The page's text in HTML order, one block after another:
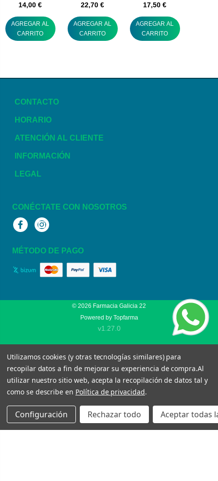
14,00 €
AGREGAR AL
CARRITO
mL
22,70 €
AGREGAR AL
CARRITO
17,50 €
AGREGAR AL
CARRITO
CONTACTO
HORARIO
ATENCIÓN AL CLIENTE
INFORMACIÓN
LEGAL
CONÉCTATE CON NOSOTROS
FacebookInstagram
MÉTODO DE PAGO
© 2026 Farmacia Galicia 22
Powered by Topfarma
v1.27.0
Utilizamos cookies (y otras tecnologías similares) para
recopilar datos a fin de mejorar su experiencia de compra.Al
utilizar nuestro sitio web, acepta la recopilación de datos tal y
como se describe en Política de privacidad.
Configuración Rechazar todo Aceptar todas